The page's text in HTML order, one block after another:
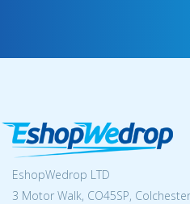
EshopWedrop LTD
3 Motor Walk, CO45SP,